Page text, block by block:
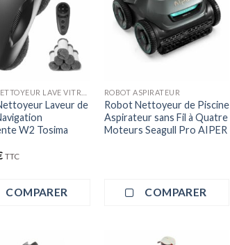
Laveur de
W2 Tosima
TTC
COMPARER
ROBOT ASPIRATEUR
Robot Nettoyeur de Piscine
Aspirateur sans Fil à Quatre
Moteurs Seagull Pro AIPER
COMPARER